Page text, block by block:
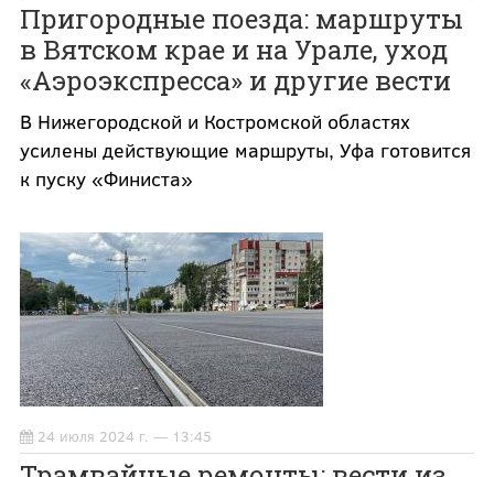
Пригородные поезда: маршруты
в Вятском крае и на Урале, уход
«Аэроэкспресса» и другие вести
В Нижегородской и Костромской областях
усилены действующие маршруты, Уфа готовится
к пуску «Финиста»
24 июля 2024 г. — 13:45